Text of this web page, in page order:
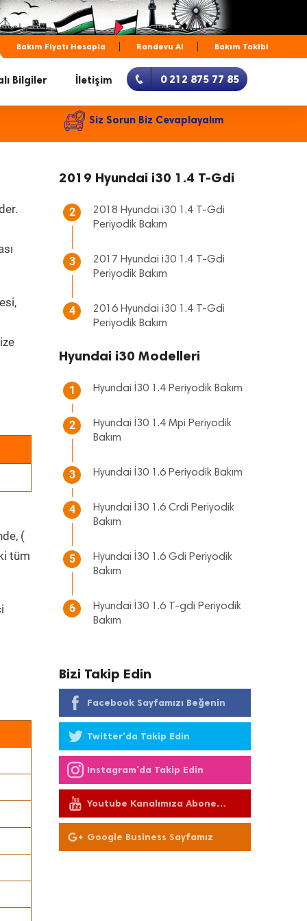
Bakım Fiyatı Hesapla Randevu Al Bakım Takibi
Bilgiler İletişim 0 212 875 77 85
Siz Sorun Biz Cevaplayalım
(
tüm
2019 Hyundai i30 1.4 T-Gdi
2
2018 Hyundai i30 1.4 T-Gdi
Periyodik Bakım
3
2017 Hyundai i30 1.4 T-Gdi
Periyodik Bakım
4
2016 Hyundai i30 1.4 T-Gdi
Periyodik Bakım
Hyundai i30 Modelleri
1 Hyundai İ30 1.4 Periyodik Bakım
2
Hyundai İ30 1.4 Mpi Periyodik
Bakım
3 Hyundai İ30 1.6 Periyodik Bakım
4
Hyundai İ30 1.6 Crdi Periyodik
Bakım
5
Hyundai İ30 1.6 Gdi Periyodik
Bakım
6
Hyundai İ30 1.6 T-gdi Periyodik
Bakım
Bizi Takip Edin
Facebook Sayfamızı Beğenin
Twitter'da Takip Edin
Instagram'da Takip Edin
Youtube Kanalımıza Abone
Olun
Google Business Sayfamız